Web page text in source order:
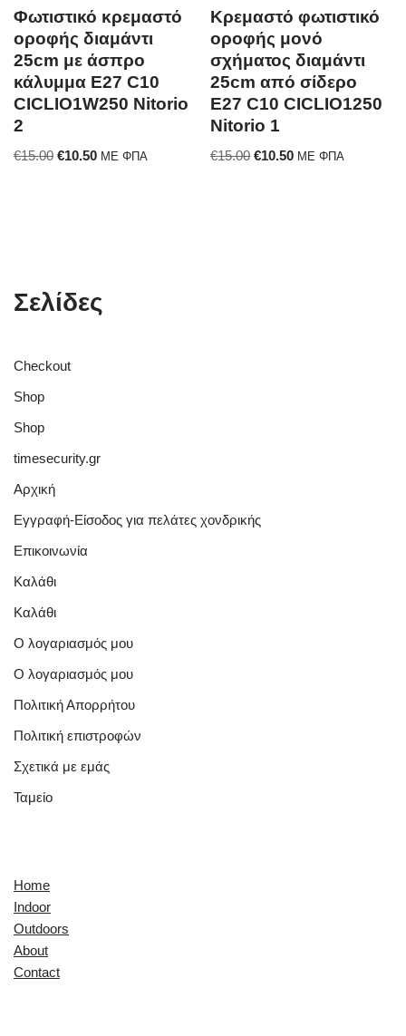
Φωτιστικό κρεμαστό
οροφής διαμάντι
25cm με άσπρο
κάλυμμα E27 C10
CICLIO1W250 Nitorio
2
€15.00 €10.50 ΜΕ ΦΠΑ
Κρεμαστό φωτιστικό
οροφής μονό
σχήματος διαμάντι
25cm από σίδερο
E27 C10 CICLIO1250
Nitorio 1
€15.00 €10.50 ΜΕ ΦΠΑ
Σελίδες
Checkout
Shop
Shop
timesecurity.gr
Αρχική
Εγγραφή-Είσοδος για πελάτες χονδρικής
Επικοινωνία
Καλάθι
Καλάθι
Ο λογαριασμός μου
Ο λογαριασμός μου
Πολιτική Απορρήτου
Πολιτική επιστροφών
Σχετικά με εμάς
Ταμείο
Home
Indoor
Outdoors
About
Contact